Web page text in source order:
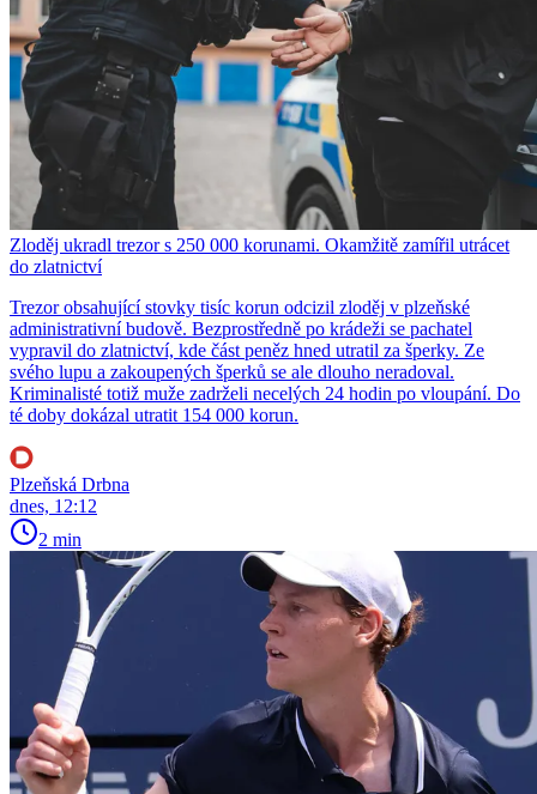
Zloděj ukradl trezor s 250 000 korunami. Okamžitě zamířil utrácet
do zlatnictví
Trezor obsahující stovky tisíc korun odcizil zloděj v plzeňské
administrativní budově. Bezprostředně po krádeži se pachatel
vypravil do zlatnictví, kde část peněz hned utratil za šperky. Ze
svého lupu a zakoupených šperků se ale dlouho neradoval.
Kriminalisté totiž muže zadrželi necelých 24 hodin po vloupání. Do
té doby dokázal utratit 154 000 korun.
Plzeňská Drbna
dnes, 12:12
2 min